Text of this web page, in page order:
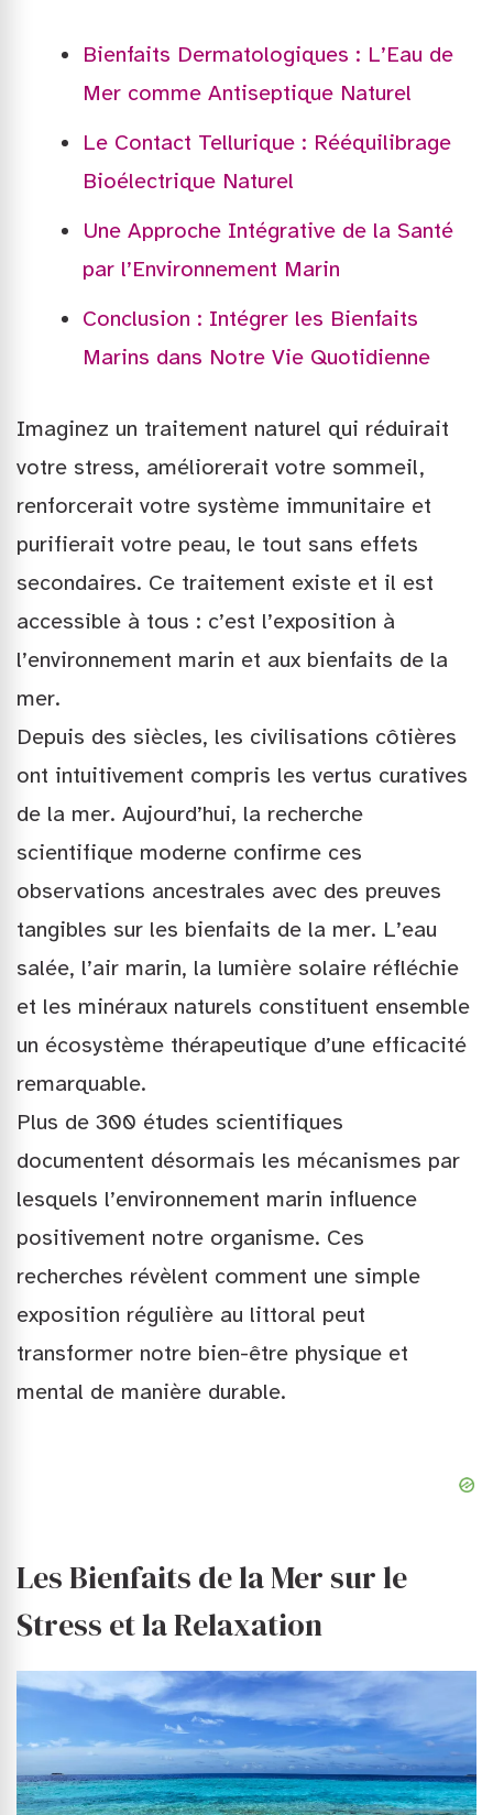
Bienfaits Dermatologiques : L’Eau de
Mer comme Antiseptique Naturel
Le Contact Tellurique : Rééquilibrage
Bioélectrique Naturel
Une Approche Intégrative de la Santé
par l’Environnement Marin
Conclusion : Intégrer les Bienfaits
Marins dans Notre Vie Quotidienne
Imaginez un traitement naturel qui réduirait
votre stress, améliorerait votre sommeil,
renforcerait votre système immunitaire et
purifierait votre peau, le tout sans effets
secondaires. Ce traitement existe et il est
accessible à tous : c’est l’exposition à
l’environnement marin et aux bienfaits de la
mer.
Depuis des siècles, les civilisations côtières
ont intuitivement compris les vertus curatives
de la mer. Aujourd’hui, la recherche
scientifique moderne confirme ces
observations ancestrales avec des preuves
tangibles sur les bienfaits de la mer. L’eau
salée, l’air marin, la lumière solaire réfléchie
et les minéraux naturels constituent ensemble
un écosystème thérapeutique d’une efficacité
remarquable.
Plus de 300 études scientifiques
documentent désormais les mécanismes par
lesquels l’environnement marin influence
positivement notre organisme. Ces
recherches révèlent comment une simple
exposition régulière au littoral peut
transformer notre bien-être physique et
mental de manière durable.
Les Bienfaits de la Mer sur le
Stress et la Relaxation